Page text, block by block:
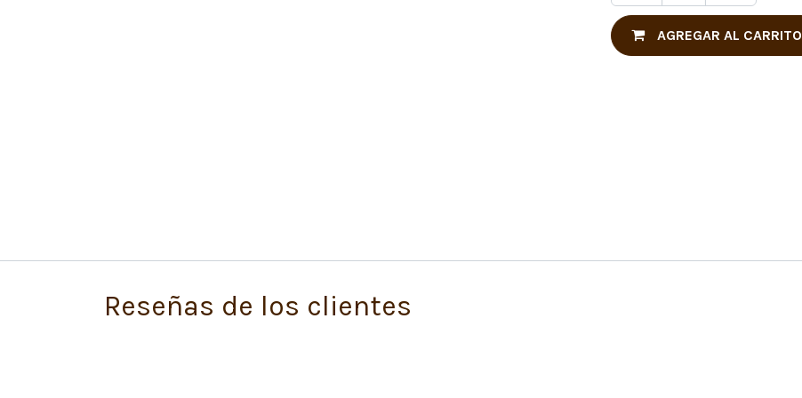
AGREGAR AL CARRITO
Reseñas de los clientes